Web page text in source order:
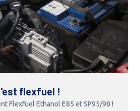
flexfuel !
Flexfuel Ethanol E85 et SP95/98 !